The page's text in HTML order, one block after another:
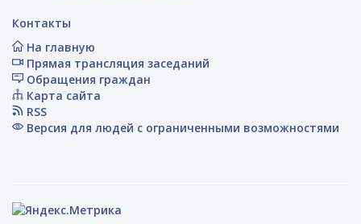
Контакты
На главную
Прямая трансляция заседаний
Обращения граждан
Карта сайта
RSS
Версия для людей с ограниченными возможностями